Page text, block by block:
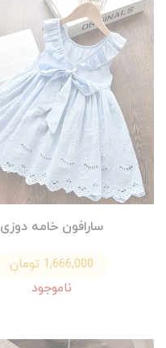
سارافون خامه دوزی
1,666,000 تومان
ناموجود